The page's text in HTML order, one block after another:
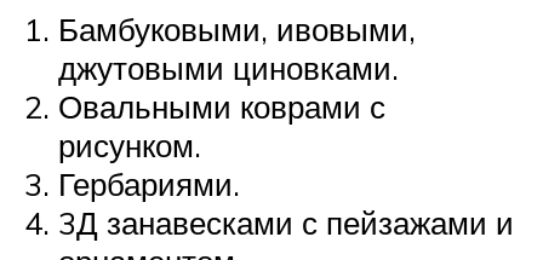
Бамбуковыми, ивовыми,
джутовыми циновками.
Овальными коврами с
рисунком.
Гербариями.
3Д занавесками с пейзажами и